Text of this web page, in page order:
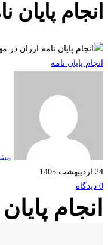
انجام
انجام پایان نامه
24 اردیبهشت 1405
0 دیدگاه
انجام